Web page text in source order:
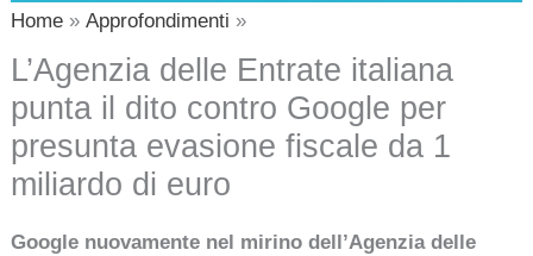
Home Approfondimenti
L’Agenzia delle Entrate italiana
punta il dito contro Google per
presunta evasione fiscale da 1
miliardo di euro
Google nuovamente nel mirino dell’Agenzia delle